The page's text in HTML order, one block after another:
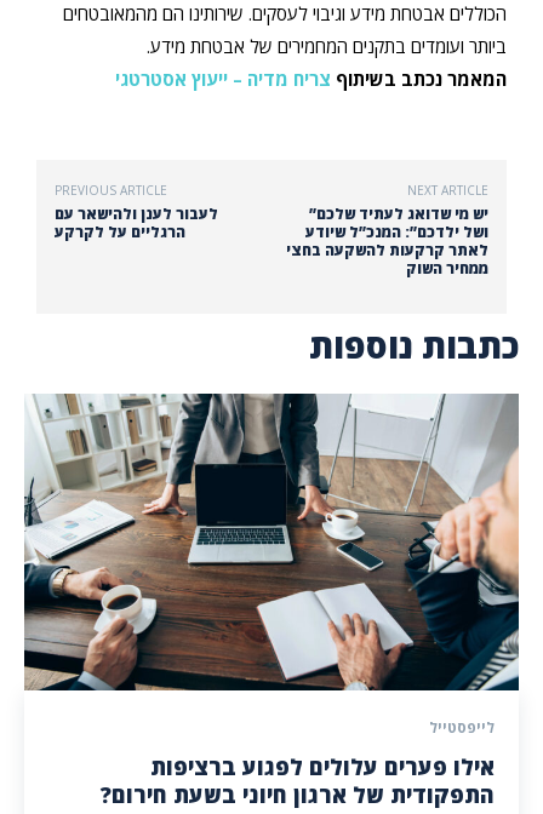
הכוללים אבטחת מידע וגיבוי לעסקים. שירותינו הם מהמאובטחים
ביותר ועומדים בתקנים המחמירים של אבטחת מידע.
המאמר נכתב בשיתוף צריח מדיה – ייעוץ אסטרטגי
PREVIOUS ARTICLE
לעבור לענן ולהישאר עם
הרגליים על לקרקע
NEXT ARTICLE
”יש מי שדואג לעתיד שלכם
ושל ילדכם”: המנכ”ל שיודע
לאתר קרקעות להשקעה בחצי
ממחיר השוק
כתבות נוספות
לייפסטייל
אילו פערים עלולים לפגוע ברציפות
התפקודית של ארגון חיוני בשעת חירום?